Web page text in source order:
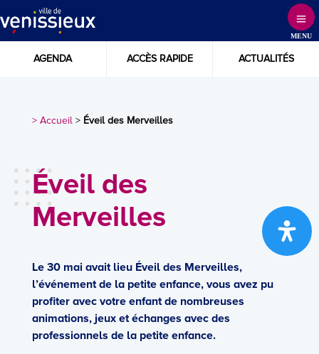
to
Content
MENU
AGENDA ACCÈS RAPIDE ACTUALITÉS
> Accueil> Éveil des Merveilles
Éveil des
Merveilles
Le 30 mai avait lieu Éveil des Merveilles,
l’événement de la petite enfance, vous avez pu
profiter avec votre enfant de nombreuses
animations, jeux et échanges avec des
professionnels de la petite enfance.